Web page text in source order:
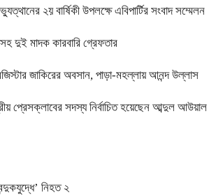
২য় বার্ষিকী উপলক্ষে এবিপার্টির সংবাদ সম্মেলন
দুই মাদক কারবারি গ্রেফতার
জাকিরের অবসান, পাড়া-মহল্লায় আনন্দ উল্লাস
প্রেসক্লাবের সদস্য নির্বাচিত হয়েছেন আব্দুল আউয়াল
নিহত ২